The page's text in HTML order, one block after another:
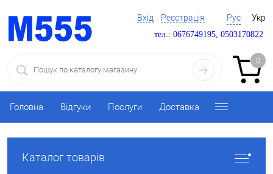
Вхід Реєстрація Рус Укр
тел.: 0676749195, 0503170822
0
Головна Відгуки Послуги Доставка
Каталог товарів